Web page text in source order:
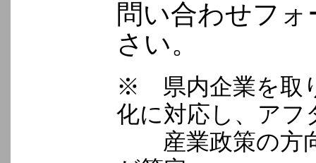
問い合わせフ
さい。
※ 県内企業を取
化に対応し、アフ
産業政策の方